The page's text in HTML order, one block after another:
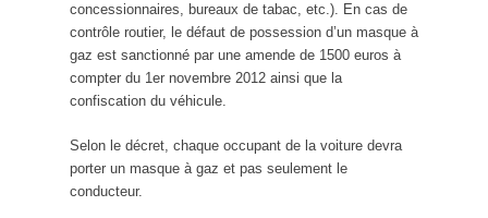
concessionnaires, bureaux de tabac, etc.). En cas de
contrôle routier, le défaut de possession d’un masque à
gaz est sanctionné par une amende de 1500 euros à
compter du 1er novembre 2012 ainsi que la
confiscation du véhicule.
Selon le décret, chaque occupant de la voiture devra
porter un masque à gaz et pas seulement le
conducteur.